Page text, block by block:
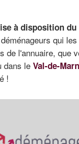
à disposition
qui
de l'annuaire, que
dans le Val-de-
!